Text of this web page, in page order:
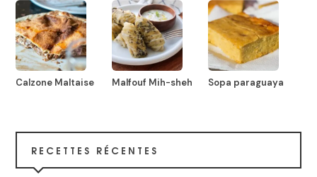
Calzone Maltaise Malfouf Mih-sheh Sopa paraguaya
RECETTES RÉCENTES